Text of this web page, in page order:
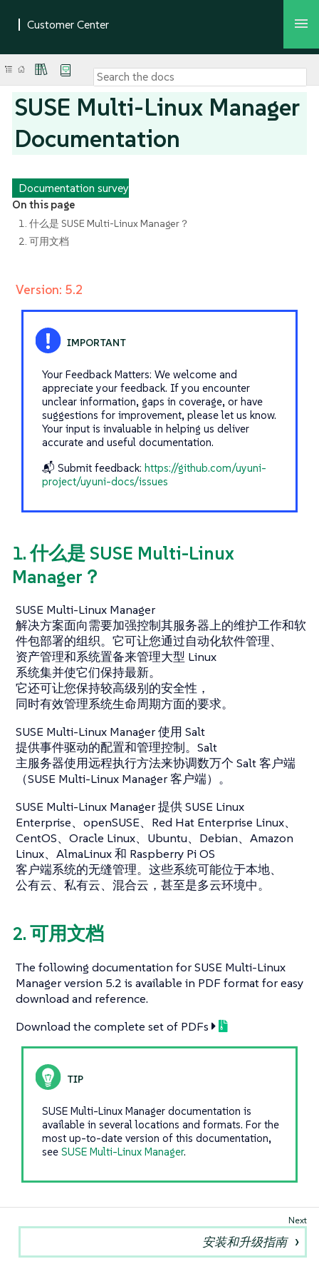
SUSE Multi-Linux Manager
Documentation
Documentation survey
On this page
1. 什么是 SUSE Multi-Linux Manager？
2. 可用文档
Version: 5.2
Your Feedback Matters: We welcome and
appreciate your feedback. If you encounter
unclear information, gaps in coverage, or have
suggestions for improvement, please let us know.
Your input is invaluable in helping us deliver
accurate and useful documentation.
📬 Submit feedback: https://github.com/uyuni-
project/uyuni-docs/issues
1. 什么是 SUSE Multi-Linux
Manager？
SUSE Multi-Linux Manager
解决方案面向需要加强控制其服务器上的维护工作和软
件包部署的组织。它可让您通过自动化软件管理、
资产管理和系统置备来管理大型 Linux
系统集并使它们保持最新。
它还可让您保持较高级别的安全性，
同时有效管理系统生命周期方面的要求。
SUSE Multi-Linux Manager 使用 Salt
提供事件驱动的配置和管理控制。Salt
主服务器使用远程执行方法来协调数万个 Salt 客户端
（SUSE Multi-Linux Manager 客户端）。
SUSE Multi-Linux Manager 提供 SUSE Linux
Enterprise、openSUSE、Red Hat Enterprise Linux、
CentOS、Oracle Linux、Ubuntu、Debian、Amazon
Linux、AlmaLinux 和 Raspberry Pi OS
客户端系统的无缝管理。这些系统可能位于本地、
公有云、私有云、混合云，甚至是多云环境中。
2. 可用文档
The following documentation for SUSE Multi-Linux
Manager version 5.2 is available in PDF format for easy
download and reference.
Download the complete set of PDFs
SUSE Multi-Linux Manager documentation is
available in several locations and formats. For the
most up-to-date version of this documentation,
see SUSE Multi-Linux Manager.
安装和升级指南